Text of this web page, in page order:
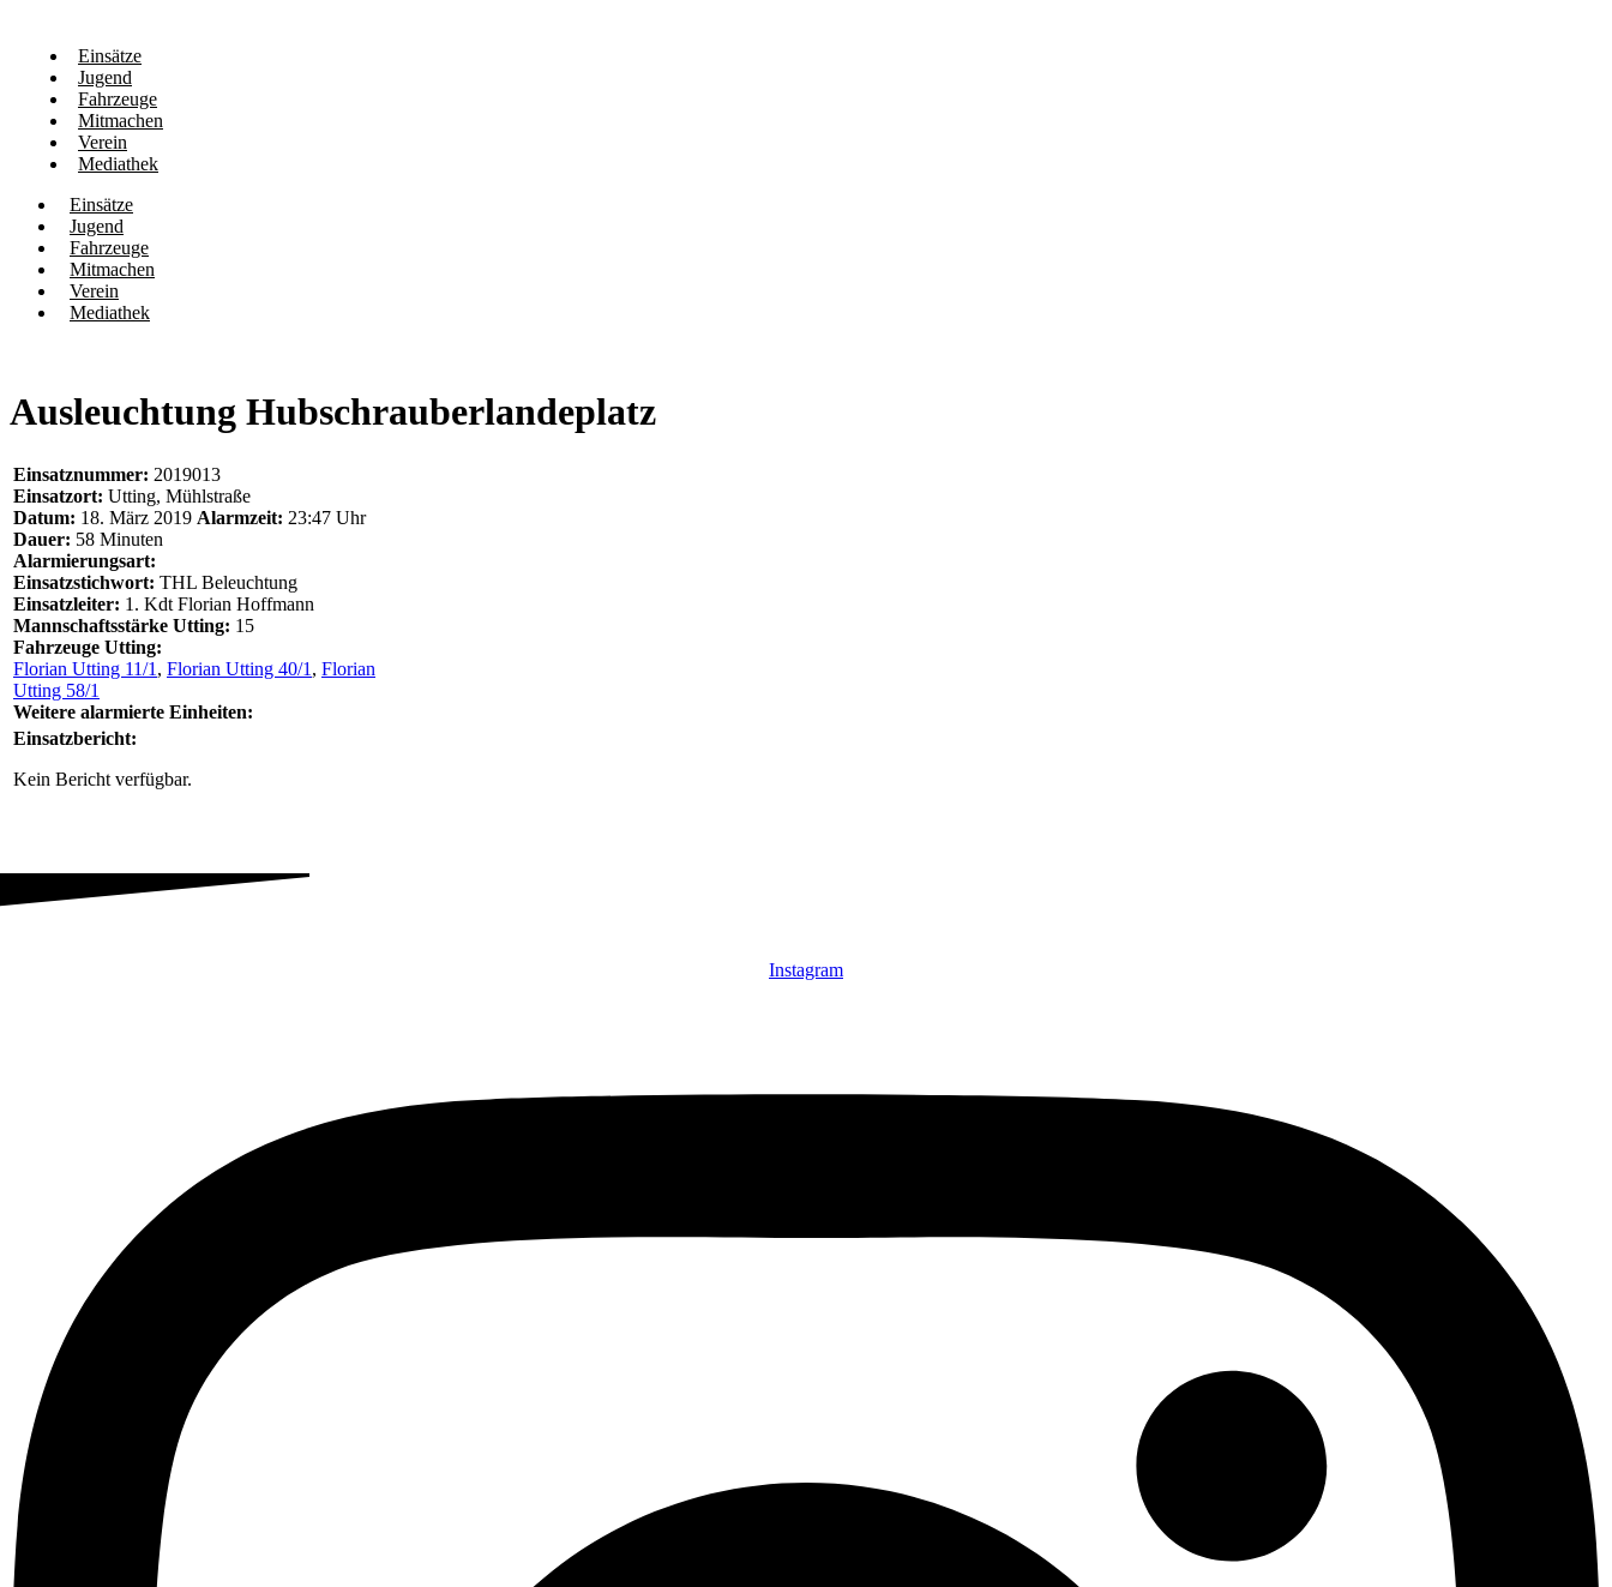
Einsätze
Jugend
Fahrzeuge
Mitmachen
Verein
Mediathek
Einsätze
Jugend
Fahrzeuge
Mitmachen
Verein
Mediathek
Ausleuchtung Hubschrauberlandeplatz
Einsatznummer: 2019013
Einsatzort: Utting, Mühlstraße
Datum: 18. März 2019 Alarmzeit: 23:47 Uhr
Dauer: 58 Minuten
Alarmierungsart:
Einsatzstichwort: THL Beleuchtung
Einsatzleiter: 1. Kdt Florian Hoffmann
Mannschaftsstärke Utting: 15
Fahrzeuge Utting:
Florian Utting 11/1 , Florian Utting 40/1 , Florian
Utting 58/1
Weitere alarmierte Einheiten:
Einsatzbericht:
Kein Bericht verfügbar.
Instagram